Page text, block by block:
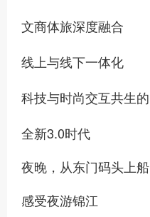
文商体旅深度融合
线上与线下一体化
科技与时尚交互共生的
全新3.0时代
夜晚，从东门码头上船
感受夜游锦江